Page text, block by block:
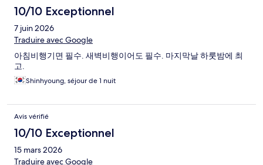
10/10 Exceptionnel
7 juin 2026
Traduire avec Google
아침비행기면 필수. 새벽비행이어도 필수. 마지막날 하룻밤에 최
고.
Shinhyoung, séjour de 1 nuit
Avis vérifié
10/10 Exceptionnel
15 mars 2026
Traduire avec Google